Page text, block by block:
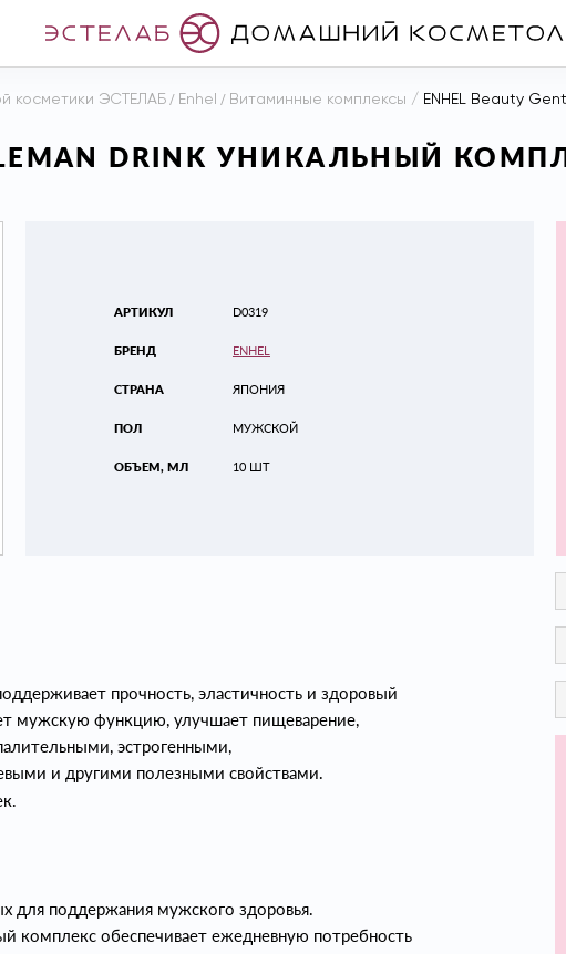
косметики ЭСТЕЛАБ / Enhel / Витаминные комплексы / ENHEL Beauty
DRINK УНИКАЛЬНЫЙ
АРТИКУЛ
БРЕНД
СТРАНА
ПОЛ
ОБЪЕМ, МЛ
D0319
ENHEL
ЯПОНИЯ
МУЖСКОЙ
10 ШТ
прочность, эластичность и здоровый
мужскую функцию, улучшает пищеварение,
эстрогенными,
и другими полезными свойствами.
для поддержания мужского здоровья.
комплекс обеспечивает ежедневную потребность